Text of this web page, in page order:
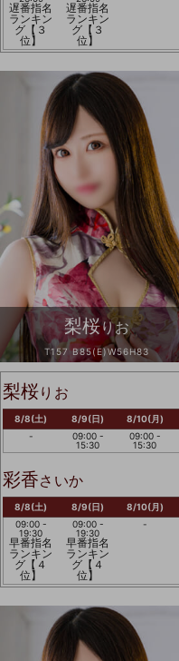
遅番指名
ランキン
グ【３
位】
遅番指名
ランキン
グ【３
位】
梨桜りお
T157 B85(E)W56H83
梨桜りお
8/8(土)
-
8/9(日)
09:00 -
15:30
8/10(月)
09:00 -
15:30
彩香さいか
8/8(土)
09:00 -
19:30
早番指名
ランキン
グ【４
位】
8/9(日)
09:00 -
19:30
早番指名
ランキン
グ【４
位】
8/10(月)
-